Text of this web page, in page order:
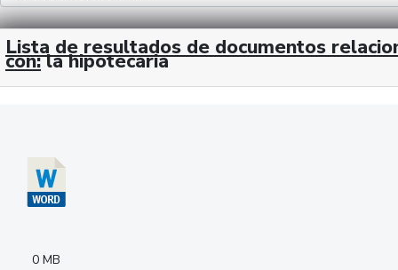
Lista de resultados de documentos
con: la hipotecaria
0 MB